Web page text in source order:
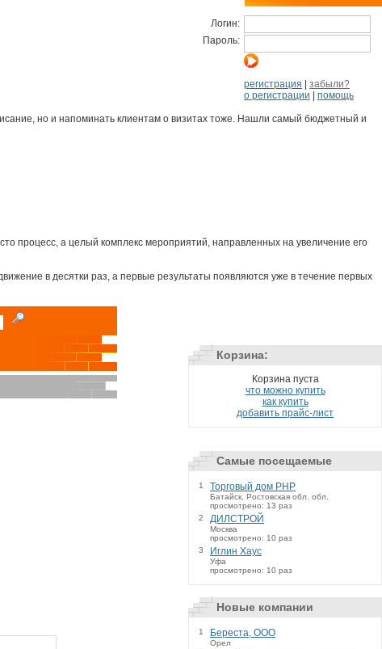
Логин:
Пароль:
регистрация
забыли?
о регистрации
помощь
но и напоминать клиентам о визитах тоже. Нашли самый бюджетный и
процесс, а целый комплекс мероприятий, направленных на увеличение его
в десятки раз, а первые результаты появляются уже в течение первых
Корзина:
Корзина пуста
что можно купить
как купить
добавить прайс-лист
Самые посещаемые
1 Торговый дом РНР
Батайск, Ростовская обл. обл.
просмотрено: 13 раз
2
ДИЛСТРОЙ
Москва
просмотрено: 10 раз
3
Иглин Хаус
Уфа
просмотрено: 10 раз
Новые компании
1 Береста, ООО
Орел